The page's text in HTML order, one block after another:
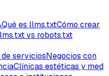
Qué es llms.txtCómo crear
vs robots.txt
serviciosNegocios con
Clínicas estéticas y med